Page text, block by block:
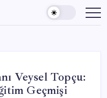
Veysel Topçu:
Geçmişi